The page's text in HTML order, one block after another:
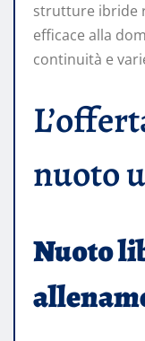
strutture ibride
efficace alla
continuità e
nuoto
Nuoto